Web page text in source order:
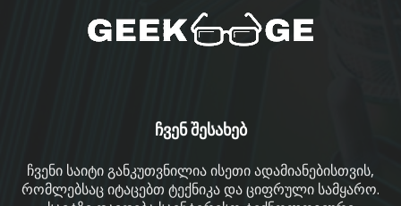
ჩვენ შესახებ
ჩვენი საიტი განკუთვნილია ისეთი ადამიანებისთვის,
რომლებსაც იტაცებთ ტექნიკა და ციფრული სამყარო.